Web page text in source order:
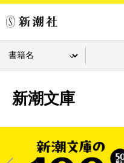
新潮文庫